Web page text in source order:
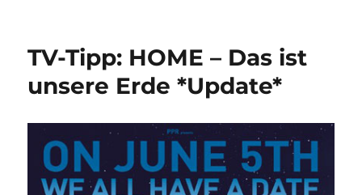
TV-Tipp: HOME – Das ist
unsere Erde *Update*